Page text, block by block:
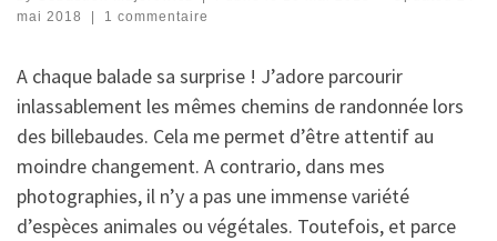
mai 2018
| 1 commentaire
A chaque balade sa surprise ! J’adore parcourir
inlassablement les mêmes chemins de randonnée lors
des billebaudes. Cela me permet d’être attentif au
moindre changement. A contrario, dans mes
photographies, il n’y a pas une immense variété
d’espèces animales ou végétales. Toutefois, et parce